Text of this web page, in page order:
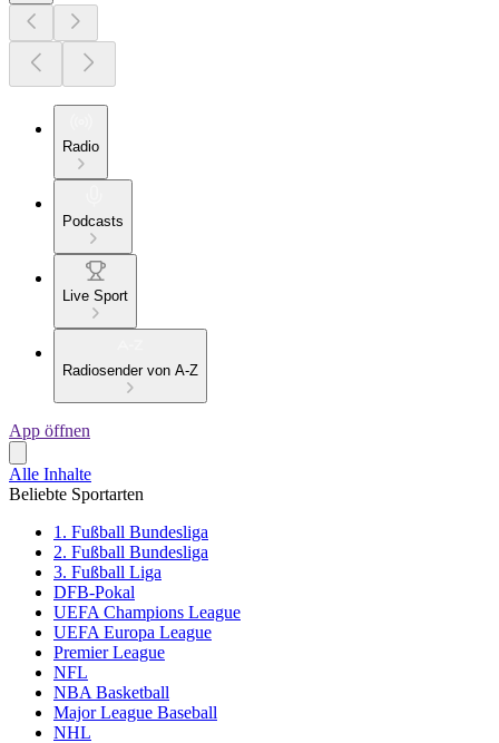
Radio
Podcasts
Live Sport
Radiosender von A-Z
App öffnen
Alle Inhalte
Beliebte Sportarten
1. Fußball Bundesliga
2. Fußball Bundesliga
3. Fußball Liga
DFB-Pokal
UEFA Champions League
UEFA Europa League
Premier League
NFL
NBA Basketball
Major League Baseball
NHL